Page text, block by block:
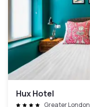
Hux Hotel
Greater London